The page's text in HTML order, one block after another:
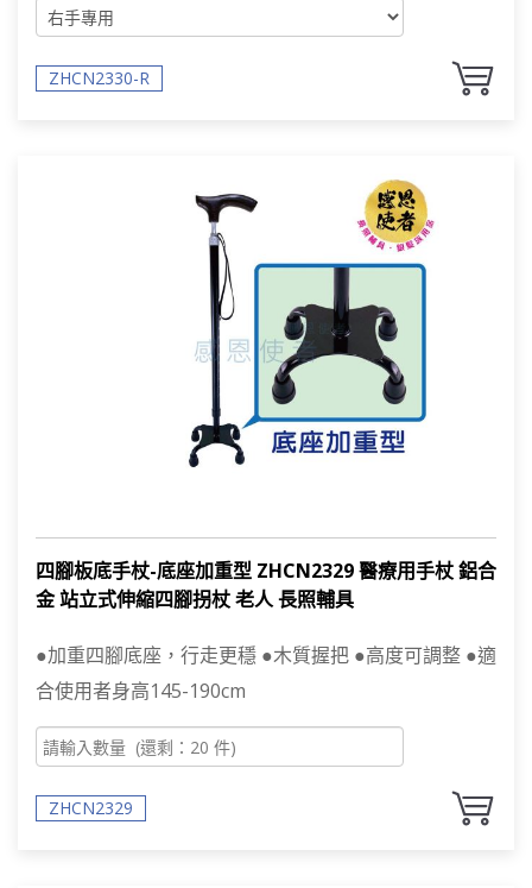
ZHCN2330-R
四腳板底手杖-底座加重型 ZHCN2329 醫療用手杖 鋁合
金 站立式伸縮四腳拐杖 老人 長照輔具
●加重四腳底座，行走更穩 ●木質握把 ●高度可調整 ●適
合使用者身高145-190cm
ZHCN2329